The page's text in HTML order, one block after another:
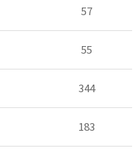
57
55
344
183